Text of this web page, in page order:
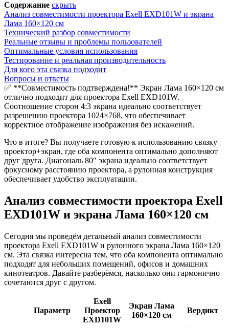
Содержание скрыть
Анализ совместимости проектора Exell EXD101W и экрана
Лама 160×120 см
Технический разбор совместимости
Реальные отзывы и проблемы пользователей
Оптимальные условия использования
Тестирование и реальная производительность
Для кого эта связка подходит
Вопросы и ответы
✅ **Совместимость подтверждена!** Экран Лама 160×120 см
отлично подходит для проектора Exell EXD101W.
Соотношение сторон 4:3 экрана идеально соответствует
разрешению проектора 1024×768, что обеспечивает
корректное отображение изображения без искажений.
Что в итоге? Вы получаете готовую к использованию связку
проектор+экран, где оба компонента оптимально дополняют
друг друга. Диагональ 80″ экрана идеально соответствует
фокусному расстоянию проектора, а рулонная конструкция
обеспечивает удобство эксплуатации.
Анализ совместимости проектора Exell
EXD101W и экрана Лама 160×120 см
Сегодня мы проведём детальный анализ совместимости
проектора Exell EXD101W и рулонного экрана Лама 160×120
см. Эта связка интересна тем, что оба компонента оптимально
подходят для небольших помещений, офисов и домашних
кинотеатров. Давайте разберёмся, насколько они гармонично
сочетаются друг с другом.
Параметр
Exell
Проектор
EXD101W
Экран Лама
160×120 см
Вердикт